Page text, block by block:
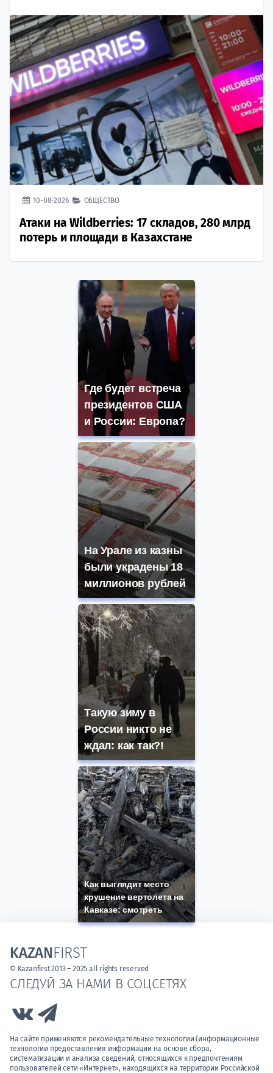
10-08-2026 ОБЩЕСТВО
Атаки на Wildberries: 17 складов, 280 млрд
потерь и площади в Казахстане
Где будет встреча
президентов США
и России: Европа?
На Урале из казны
были украдены 18
миллионов рублей
Такую зиму в
России никто не
ждал: как так?!
Как выглядит место
крушение вертолета на
Кавказе: смотреть
СЛЕДУЙ ЗА НАМИ В СОЦСЕТЯХ
Link to Vk
На сайте применяются рекомендательные технологии (информационные
технологии предоставления информации на основе сбора,
систематизации и анализа сведений, относящихся к предпочтениям
пользователей сети «Интернет», находящихся на территории Российской
KAZANFIRST
© Kazanfirst 2013 – 2025 all rights reserved